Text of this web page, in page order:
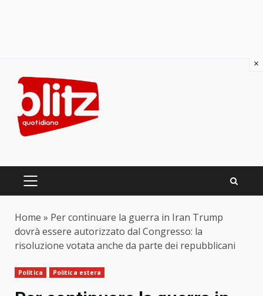
content
PRIMARY
Home » Per continuare la guerra in Iran Trump
dovrà essere autorizzato dal Congresso: la
risoluzione votata anche da parte dei repubblicani
Politica Politica estera
×